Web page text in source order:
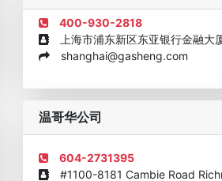
欧美澳年度表现移民团队 美国投资移民
400-930-2818
上海市浦东新区东亚银行金融大
shanghai@gasheng.com
温哥华公司
604-2731395
#1100-8181 Cambie Road